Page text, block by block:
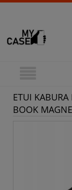
ETUI KABURA
BOOK